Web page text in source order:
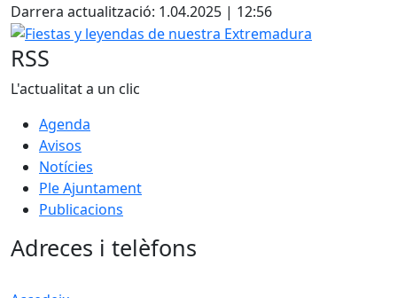
Darrera actualització: 1.04.2025 | 12:56
Fiestas y leyendas de nuestra Extremadura
RSS
L'actualitat a un clic
Agenda
Avisos
Notícies
Ple Ajuntament
Publicacions
Adreces i telèfons